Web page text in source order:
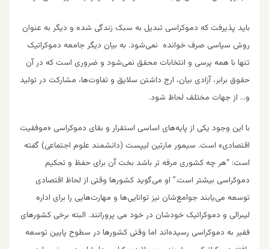
باید پذیرفت که دموکراسی تبدیل به سبک زندگی شده و دیگر به عنوان
روش سیاسی صرف خوانده نمی‌شود. به بیان دیگر جامعه دموکراتیک
تنها با همه پرسی و انتخابات محقق نمی‌شود و ضروری است که در آن
حقوق برابر، آزادی بیان، ارج داشتن سلا‌یق و تفاوت‌ها، مشارکت در تولید
و… از جهات مختلف لحاظ شود.
با این وجود یکی از پایه‌های اساسی استقرار و بقای دموکراسی «موفقیت
اقتصادی» است. سیمور مارتین لیپست (دانشمند علوم اجتماعی) گفته
است: “هر چه کشوری مرفه‌ تر باشد بخت آن برای حفظ و تحکیم
دموکراسی بیشتر است.” او می‌گوید کشورها وقتی از لحاظ اقتصادی
توسعه می‌یابند جوامع‌شان نیز توانایی‌ها و مهارت‌هایی را برای اداره
لیبرالی و دموکراتیک خودشان در خود می ‌پرورانند. البته برخی کشورهای
فقیر به دموکراسی رسیده‌اند اما وقتی کشورها در سطوح پایین توسعه